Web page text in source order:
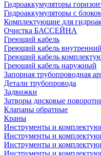
Гидроаккумуляторы
Гидроаккумуляторы с
Комплектующие для
Очистка БАССЕЙНА
Греющий кабель
Греющий кабель внутренний
Греющий кабель
Греющий кабель наружный
Запорная трубопроводная
Детали трубопровода
Задвижки
Затворы дисковые
Клапаны обратные
Краны
Инструменты и
Инструменты и
Инструменты и
Инструменты и